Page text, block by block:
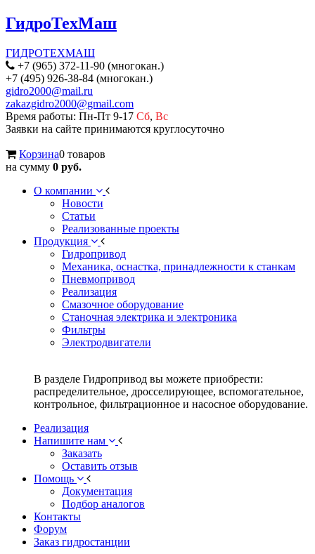
ГидроТехМаш
ГИДРОТЕХМАШ
+7 (965) 372-11-90 (многокан.)
+7 (495) 926-38-84 (многокан.)
gidro2000@mail.ru
zakazgidro2000@gmail.com
Время работы: Пн-Пт 9-17 Сб, Вс
Заявки на сайте принимаются круглосуточно
Корзина0 товаров
на сумму 0 руб.
О компании
Новости
Статьи
Реализованные проекты
Продукция
Гидропривод
Механика, оснастка, принадлежности к станкам
Пневмопривод
Реализация
Смазочное оборудование
Станочная электрика и электроника
Фильтры
Электродвигатели
В разделе Гидропривод вы можете приобрести:
распределительное, дросселирующее, вспомогательное,
контрольное, фильтрационное и насосное оборудование.
Реализация
Напишите нам
Заказать
Оставить отзыв
Помощь
Документация
Подбор аналогов
Контакты
Форум
Заказ гидростанции